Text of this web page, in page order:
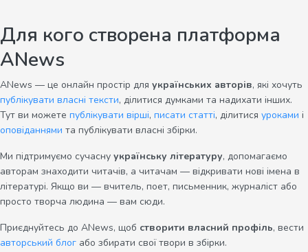
Для кого створена платформа
ANews
ANews — це онлайн простір для українських авторів, які хочуть
публікувати власні тексти, ділитися думками та надихати інших.
Тут ви можете публікувати вірші, писати статті, ділитися уроками і
оповіданнями та публікувати власні збірки.
Ми підтримуємо сучасну українську літературу, допомагаємо
авторам знаходити читачів, а читачам — відкривати нові імена в
літературі. Якщо ви — вчитель, поет, письменник, журналіст або
просто творча людина — вам сюди.
Приєднуйтесь до ANews, щоб створити власний профіль, вести
авторський блог або збирати свої твори в збірки.